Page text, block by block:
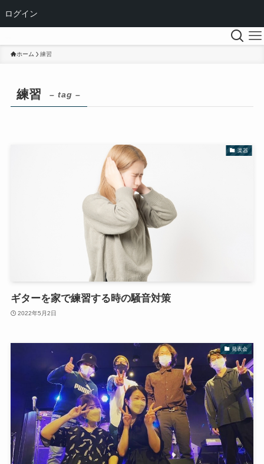
ログイン
ホーム 練習
練習 – tag –
楽器
ギターを家で練習する時の騒音対策
2022年5月2日
発表会